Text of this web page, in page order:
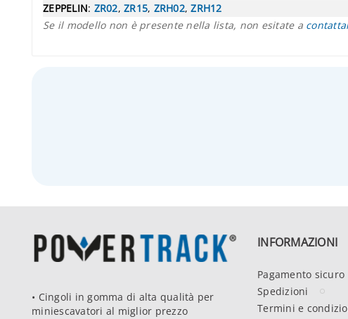
ZEPPELIN: ZR02, ZR15, ZRH02,ZRH12
Se il modello non è presente nella lista, non esitate a
• Cingoli in gomma di alta qualità per
miniescavatori al miglior prezzo
INFORMAZIONI
Pagamento sicuro
Spedizioni
Termini e